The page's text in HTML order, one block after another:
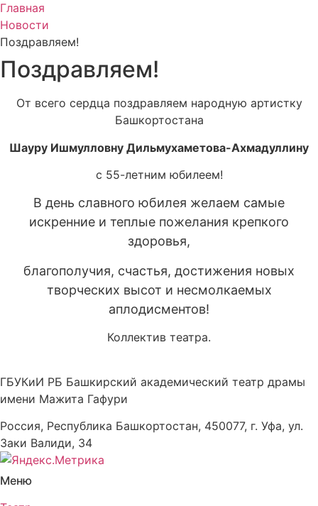
Главная
Новости
Поздравляем!
Поздравляем!
От всего сердца поздравляем народную артистку
Башкортостана
Шауру Ишмулловну Дильмухаметова-Ахмадуллину
с 55-летним юбилеем!
В день славного юбилея желаем самые
искренние и теплые пожелания крепкого
здоровья,
благополучия, счастья, достижения новых
творческих высот и несмолкаемых
аплодисментов!
Коллектив театра.
ГБУКиИ РБ Башкирский академический театр драмы
имени Мажита Гафури
Россия, Республика Башкортостан, 450077, г. Уфа, ул.
Заки Валиди, 34
Меню